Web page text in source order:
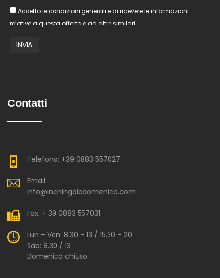
Accetto le condizioni generali e di ricevere le informazioni
relative a questa offerta e ad altre similari
Contatti
Telefono: +39 0883 557027
Email:
info@inchingolodomenico.com
Fax: + 39 0883 557031
Lun – Ven: 8.30 – 13 / 15.30 – 20
Sab: 8.30 / 13
Domenica chiuso